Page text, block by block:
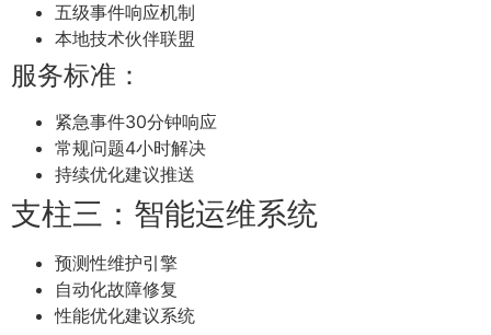
五级事件响应机制
本地技术伙伴联盟
服务标准：
紧急事件30分钟响应
常规问题4小时解决
持续优化建议推送
支柱三：智能运维系统
预测性维护引擎
自动化故障修复
性能优化建议系统